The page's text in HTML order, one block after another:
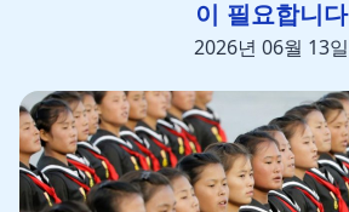
이 필요합니다
2026년 06월 13일